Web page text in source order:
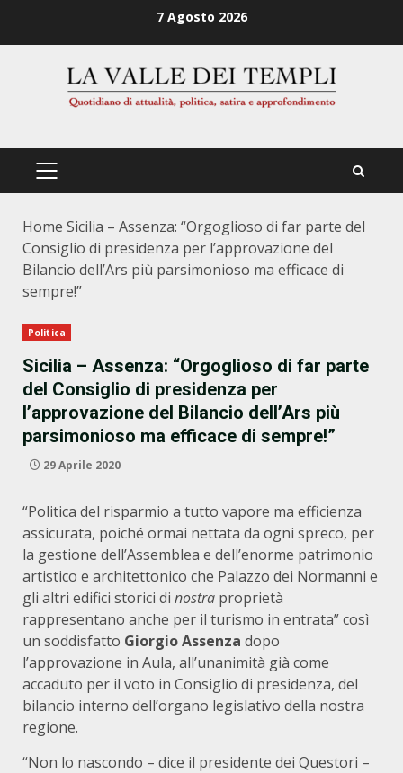
7 Agosto 2026
PRIMÄRES
Home Sicilia – Assenza: “Orgoglioso di far parte del
Consiglio di presidenza per l’approvazione del
Bilancio dell’Ars più parsimonioso ma efficace di
sempre!”
Politica
Sicilia – Assenza: “Orgoglioso di far parte
del Consiglio di presidenza per
l’approvazione del Bilancio dell’Ars più
parsimonioso ma efficace di sempre!”
29 Aprile 2020
“Politica del risparmio a tutto vapore ma efficienza
assicurata, poiché ormai nettata da ogni spreco, per
la gestione dell’Assemblea e dell’enorme patrimonio
artistico e architettonico che Palazzo dei Normanni e
gli altri edifici storici di nostra proprietà
rappresentano anche per il turismo in entrata” così
un soddisfatto Giorgio Assenza dopo
l’approvazione in Aula, all’unanimità già come
accaduto per il voto in Consiglio di presidenza, del
bilancio interno dell’organo legislativo della nostra
regione.
“Non lo nascondo – dice il presidente dei Questori –